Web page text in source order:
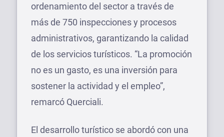
ordenamiento del sector a través de
más de 750 inspecciones y procesos
administrativos, garantizando la calidad
de los servicios turísticos. “La promoción
no es un gasto, es una inversión para
sostener la actividad y el empleo”,
remarcó Querciali.
El desarrollo turístico se abordó con una